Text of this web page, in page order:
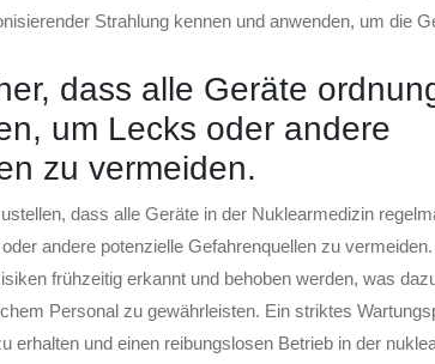
Strahlung kennen und anwenden, um die
dass alle Geräte
um Lecks oder andere
zu vermeiden.
dass alle Geräte in der Nuklearmedizin
andere potenzielle Gefahrenquellen zu
frühzeitig erkannt und behoben werden, was
Personal zu gewährleisten. Ein striktes
erhalten und einen reibungslosen Betrieb in der